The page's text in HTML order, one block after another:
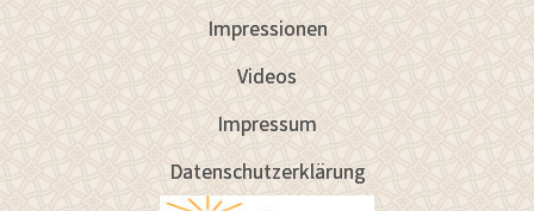
Impressionen
Videos
Impressum
Datenschutzerklärung